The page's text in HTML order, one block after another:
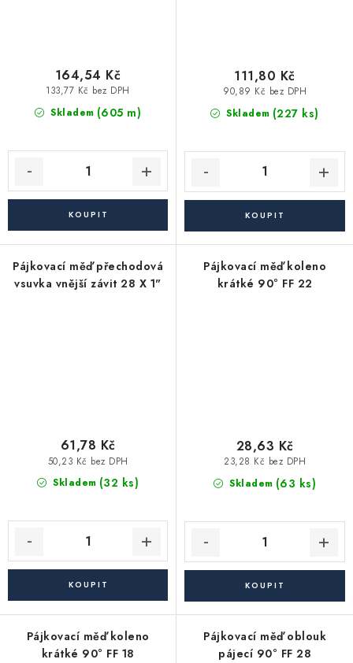
Skladem (605 m)
133,77 Kč bez DPH
164,54 Kč
Skladem (227 ks)
90,89 Kč bez DPH
111,80 Kč
Pájkovací měď přechodová
vsuvka vnější závit 28 X 1"
Skladem (32 ks)
50,23 Kč bez DPH
61,78 Kč
Pájkovací měď koleno
krátké 90° FF 22
Skladem (63 ks)
23,28 Kč bez DPH
28,63 Kč
Pájkovací měď koleno
krátké 90° FF 18
Pájkovací měď oblouk
pájecí 90° FF 28